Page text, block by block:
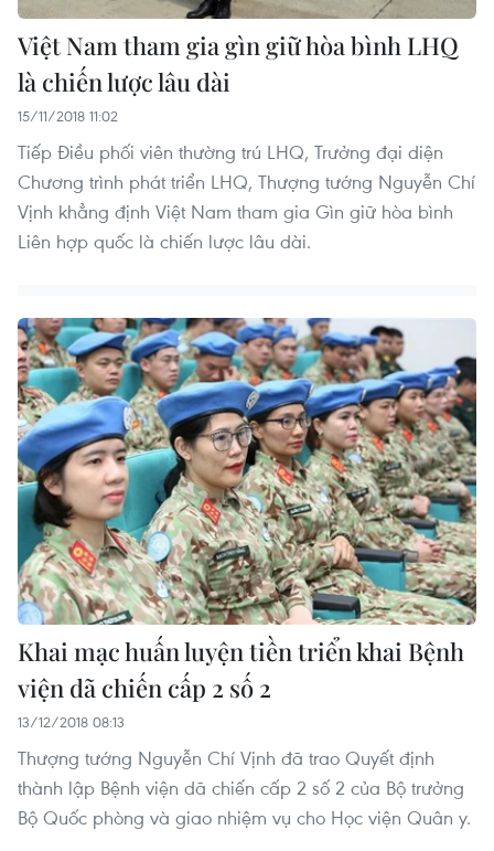
Việt Nam tham gia gìn giữ hòa bình LHQ
là chiến lược lâu dài
15/11/2018 11:02
Tiếp Điều phối viên thường trú LHQ, Trưởng đại diện
Chương trình phát triển LHQ, Thượng tướng Nguyễn Chí
Vịnh khẳng định Việt Nam tham gia Gìn giữ hòa bình
Liên hợp quốc là chiến lược lâu dài.
Khai mạc huấn luyện tiền triển khai Bệnh
viện dã chiến cấp 2 số 2
13/12/2018 08:13
Thượng tướng Nguyễn Chí Vịnh đã trao Quyết định
thành lập Bệnh viện dã chiến cấp 2 số 2 của Bộ trưởng
Bộ Quốc phòng và giao nhiệm vụ cho Học viện Quân y.